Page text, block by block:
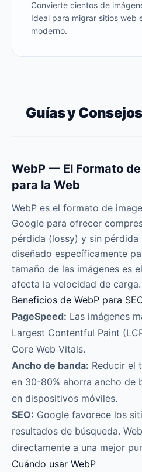
Convierte cientos de
Ideal para migrar sitios web
moderno.
Guías y Consejos
WebP — El Formato
para la Web
WebP es el formato de
Google para ofrecer
pérdida (lossy) y sin pérdida
diseñado específicamente
tamaño de las imágenes es
afecta la velocidad de carga.
Beneficios de WebP para
PageSpeed: Las imágenes
Largest Contentful Paint
Core Web Vitals.
Ancho de banda: Reducir el
en 30-80% ahorra ancho de
en dispositivos móviles.
SEO: Google favorece los
resultados de búsqueda.
directamente a una mejor
Cuándo usar WebP